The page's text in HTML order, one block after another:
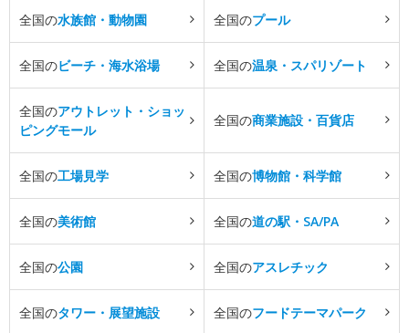
全国の水族館・動物園 全国のプール
全国のビーチ・海水浴場 全国の温泉・スパリゾート
全国のアウトレット・ショッ
ピングモール
全国の商業施設・百貨店
全国の工場見学 全国の博物館・科学館
全国の美術館 全国の道の駅・SA/PA
全国の公園 全国のアスレチック
全国のタワー・展望施設 全国のフードテーマパーク